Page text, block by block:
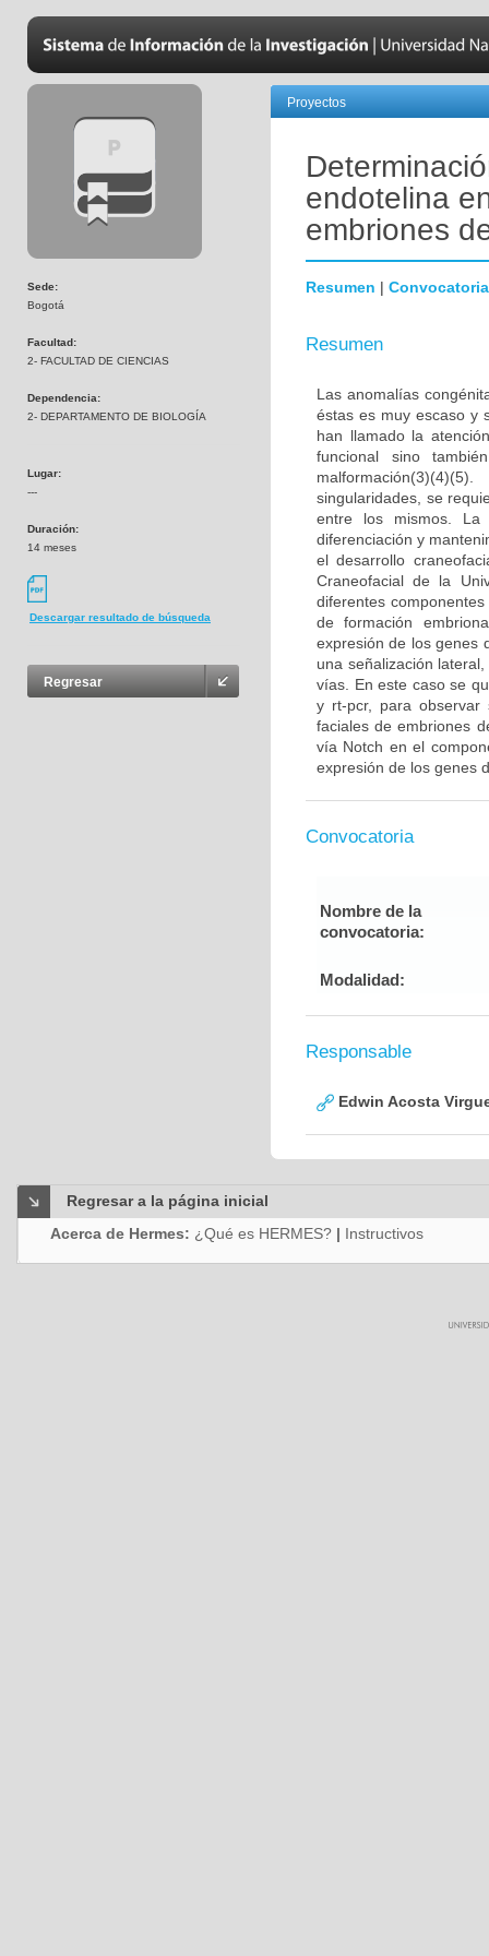
Sede:
Bogotá
Facultad:
2- FACULTAD DE CIENCIAS
Dependencia:
2- DEPARTAMENTO DE BIOLOGÍA
Lugar:
---
Duración:
14 meses
Descargar resultado de búsqueda
Regresar
Proyectos
endotelina
embriones
Resumen | Convocatoria
Resumen
Las anomalías
éstas es muy escaso y
han llamado la
funcional sino
singularidades, se
entre los mismos. La
diferenciación y
el desarrollo
Craneofacial de la
diferentes
de formación
expresión de los genes
una señalización
vías. En este caso se
y rt-pcr, para observar
faciales de embriones
vía Notch en el
expresión de los genes
Convocatoria
Nombre de la
convocatoria:
Modalidad:
Responsable
Edwin Acosta
Regresar a la página inicial
Acerca de Hermes: ¿Qué es HERMES? | Instructivos